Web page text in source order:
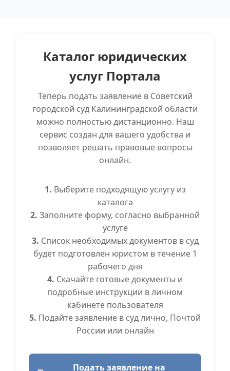
Каталог юридических
услуг Портала
Теперь подать заявление в Советский
городской суд Калининградской области
можно полностью дистанционно. Наш
сервис создан для вашего удобства и
позволяет решать правовые вопросы
онлайн.
1. Выберите подходящую услугу из
каталога
2. Заполните форму, согласно выбранной
услуге
3. Список необходимых документов в суд
будет подготовлен юристом в течение 1
рабочего дня
4. Скачайте готовые документы и
подробные инструкции в личном
кабинете пользователя
5. Подайте заявление в суд лично, Почтой
России или онлайн
Подать заявление на